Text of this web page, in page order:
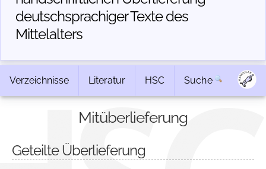
deutschsprachiger Texte des
Mittelalters
Verzeichnisse Literatur HSC Suche
Mitüberlieferung
Geteilte Überlieferung